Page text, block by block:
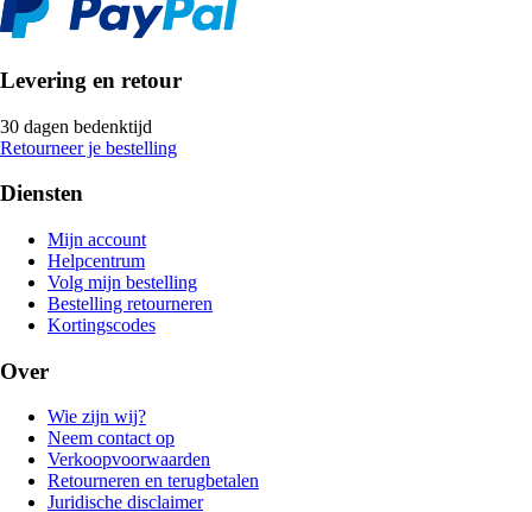
Levering en retour
30 dagen bedenktijd
Retourneer je bestelling
Diensten
Mijn account
Helpcentrum
Volg mijn bestelling
Bestelling retourneren
Kortingscodes
Over
Wie zijn wij?
Neem contact op
Verkoopvoorwaarden
Retourneren en terugbetalen
Juridische disclaimer